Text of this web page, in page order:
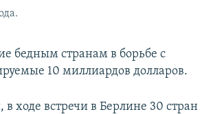
бедным странам в борьбе с
10 миллиардов долларов.
ходе встречи в Берлине 30 стран